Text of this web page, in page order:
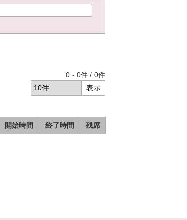
0 - 0件 / 0件
開始時間 終了時間 残席